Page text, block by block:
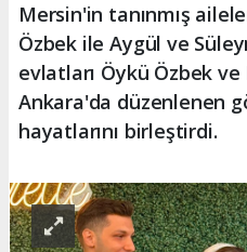
Mersin'in tanınmış
Özbek ile Aygül ve
evlatları Öykü Özbek
Ankara'da düzenlenen
hayatlarını birleştirdi.